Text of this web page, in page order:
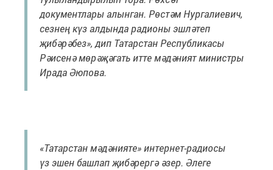
документлары алынган. Рөстәм Нургалиевич,
сезнең күз алдында радионы эшләтеп
җибәрәбез», дип Татарстан Республикасы
Рәисенә мөрәҗәгать итте мәдәният министры
Ирада Әюпова.
«Татарстан мәдәнияте» интернет-радиосы
үз эшен башлап җибәрергә әзер. Әлеге